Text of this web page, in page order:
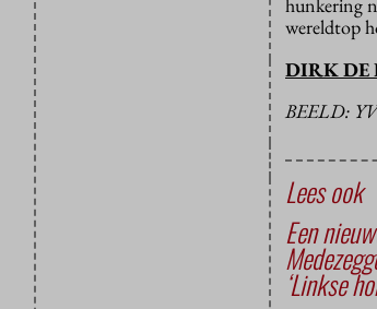
wereldtop
DIRK DE
BEELD:
Lees ook
Een
‘Linkse